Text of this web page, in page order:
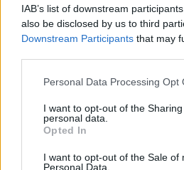
IAB’s list of downstream
also be disclosed by us to third
Downstream Participants that may
Please note that this website/app
not limited to your visit or usage
grant or deny consent to Google
use your data for below specified
consent section.
Personal Data Processing Opt
I want to opt-out of the
personal data.
Opted In
I want to opt-out of the Sale of
Personal Data.
Látásromlás